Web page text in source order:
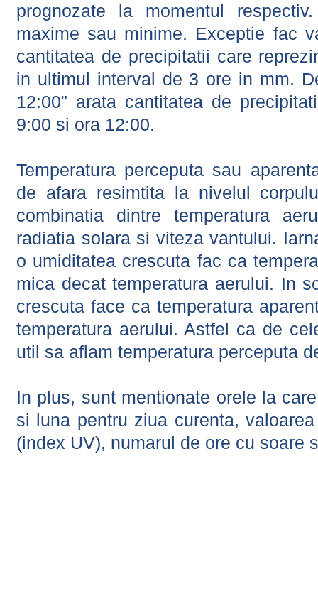
prognozate la momentul
maxime sau minime. Exceptie fac
cantitatea de precipitatii care
in ultimul interval de 3 ore in mm.
12:00" arata cantitatea de
9:00 si ora 12:00.
Temperatura perceputa sau
de afara resimtita la nivelul
combinatia dintre temperatura
radiatia solara si viteza vantului.
o umiditatea crescuta fac ca
mica decat temperatura aerului. In
crescuta face ca temperatura
temperatura aerului. Astfel ca de
util sa aflam temperatura perceputa
In plus, sunt mentionate orele la
si luna pentru ziua curenta,
(index UV), numarul de ore cu soare